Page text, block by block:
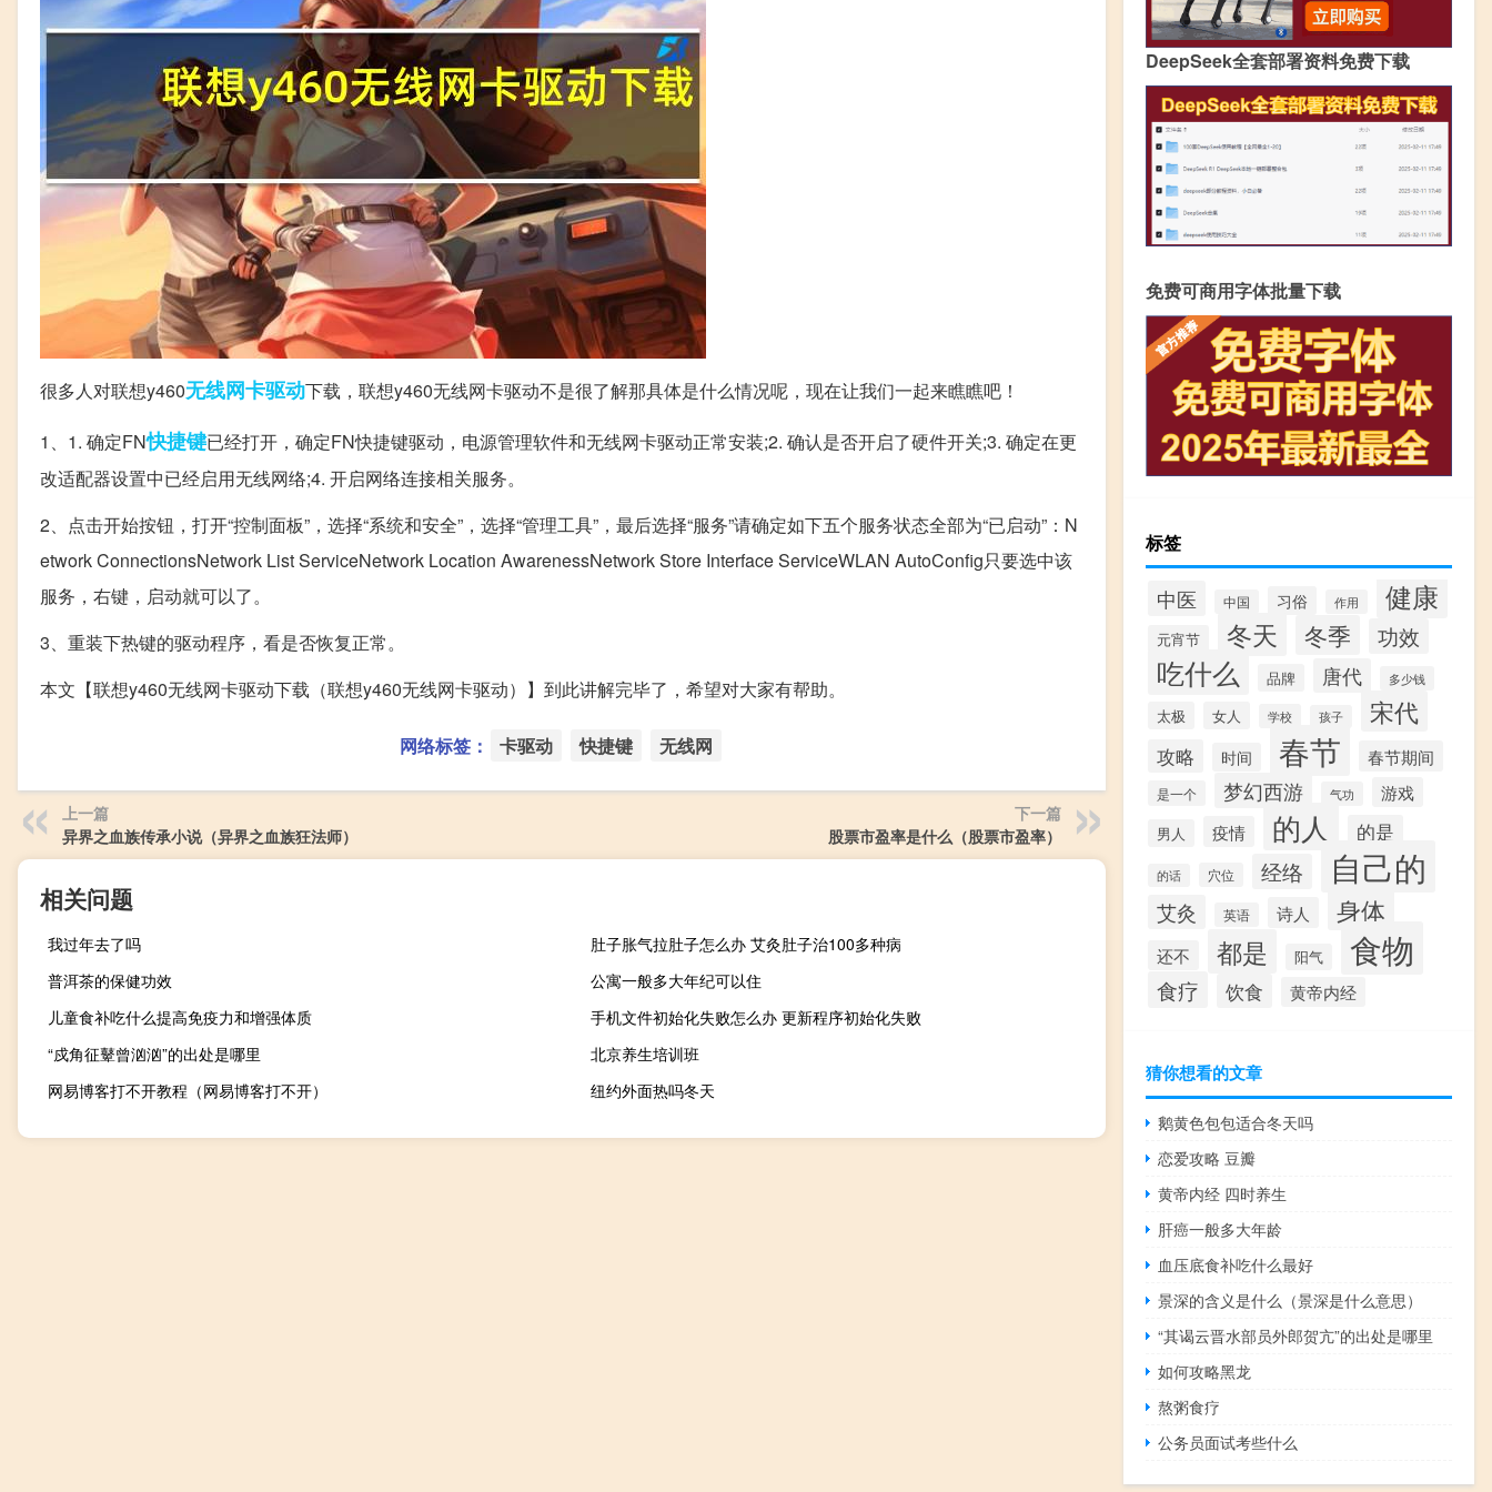
很多人对联想y460无线网卡驱动下载，联想y460无线网卡驱动不是很了解那具体是什么情况呢，现在让我们一起来瞧瞧吧！
1、1. 确定FN快捷键已经打开，确定FN快捷键驱动，电源管理软件和无线网卡驱动正常安装;2. 确认是否开启了硬件开关;3. 确定在更
改适配器设置中已经启用无线网络;4. 开启网络连接相关服务。
2、点击开始按钮，打开“控制面板”，选择“系统和安全”，选择“管理工具”，最后选择“服务”请确定如下五个服务状态全部为“已启动”：N
etwork ConnectionsNetwork List ServiceNetwork Location AwarenessNetwork Store Interface ServiceWLAN AutoConfig只要选中该
服务，右键，启动就可以了。
3、重装下热键的驱动程序，看是否恢复正常。
本文【联想y460无线网卡驱动下载（联想y460无线网卡驱动）】到此讲解完毕了，希望对大家有帮助。
网络标签： 卡驱动 快捷键 无线网
上一篇
异界之血族传承小说（异界之血族狂法师）
下一篇
股票市盈率是什么（股票市盈率）
相关问题
我过年去了吗
肚子胀气拉肚子怎么办 艾灸肚子治100多种病
普洱茶的保健功效
公寓一般多大年纪可以住
儿童食补吃什么提高免疫力和增强体质
手机文件初始化失败怎么办 更新程序初始化失败
“戍角征鼙曾汹汹”的出处是哪里
北京养生培训班
网易博客打不开教程（网易博客打不开）
纽约外面热吗冬天
DeepSeek全套部署资料免费下载
免费可商用字体批量下载
标签
中医 中国 习俗 作用 健康
元宵节 冬天 冬季 功效
吃什么 品牌 唐代 多少钱
太极 女人 学校 孩子 宋代
攻略 时间 春节 春节期间
是一个 梦幻西游 气功 游戏
男人 疫情 的人 的是
的话 穴位 经络 自己的
艾灸 英语 诗人 身体
还不 都是 阳气 食物
食疗 饮食 黄帝内经
猜你想看的文章
鹅黄色包包适合冬天吗
恋爱攻略 豆瓣
黄帝内经 四时养生
肝癌一般多大年龄
血压底食补吃什么最好
景深的含义是什么（景深是什么意思）
“其谒云晋水部员外郎贺亢”的出处是哪里
如何攻略黑龙
熬粥食疗
公务员面试考些什么